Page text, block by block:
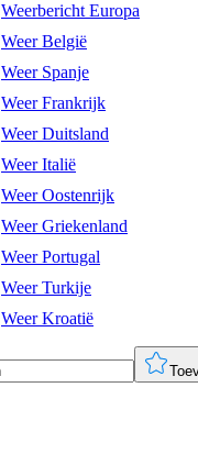
Weerbericht Europa
Weer België
Weer Spanje
Weer Frankrijk
Weer Duitsland
Weer Italië
Weer Oostenrijk
Weer Griekenland
Weer Portugal
Weer Turkije
Weer Kroatië